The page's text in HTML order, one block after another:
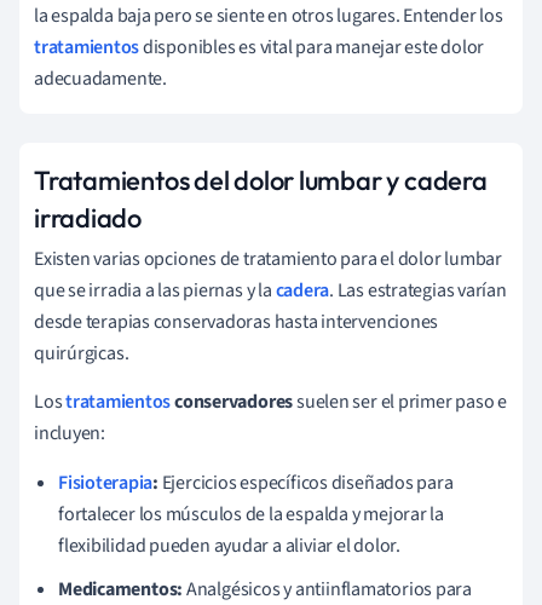
la espalda baja pero se siente en otros lugares. Entender los
tratamientosdisponibles es vital para manejar este dolor
adecuadamente.
Tratamientos del dolor lumbar y cadera
irradiado
Existen varias opciones de tratamiento para el dolor lumbar
que se irradia a las piernas y lacadera. Las estrategias varían
desde terapias conservadoras hasta intervenciones
quirúrgicas.
Lostratamientosconservadoressuelen ser el primer paso e
incluyen:
Fisioterapia: Ejercicios específicos diseñados para
fortalecer los músculos de la espalda y mejorar la
flexibilidad pueden ayudar a aliviar el dolor.
Medicamentos:Analgésicos y antiinflamatorios para